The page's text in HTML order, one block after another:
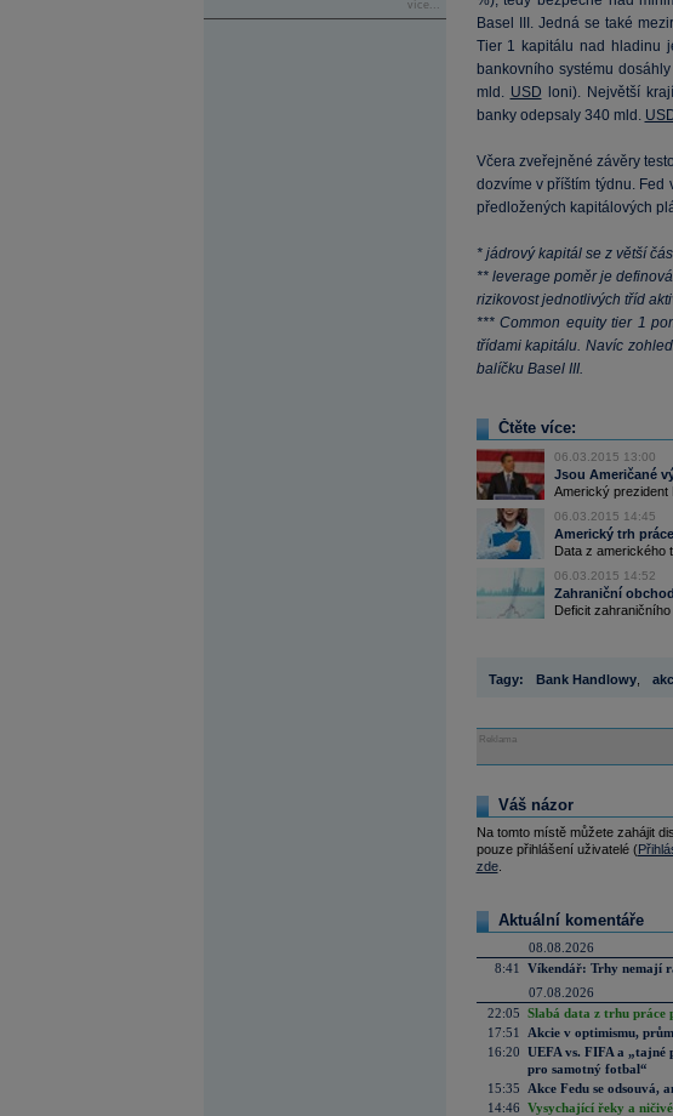
více...
Basel III. Jedná se také
Tier 1 kapitálu nad hladinu
bankovního systému
mld. USD loni). Největší
banky odepsaly 340 mld.
Včera zveřejněné závěry
dozvíme v příštím týdnu.
předložených kapitálových
* jádrový kapitál se z větší
** leverage poměr je
rizikovost jednotlivých tříd
*** Common equity tier 1
třídami kapitálu. Navíc
balíčku Basel III.
Čtěte více:
06.03.2015 13:00
Jsou Američané
Americký prezident
06.03.2015 14:45
Americký trh
Data z amerického
06.03.2015 14:52
Zahraniční
Deficit
Tagy: Bank Handlowy,
Reklama
Váš názor
Na tomto místě můžete zahájit
pouze přihlášení uživatelé (
zde.
Aktuální komentáře
08.08.2026
8:41
Víkendář: Trhy nemají
07.08.2026
22:05 Slabá data z trhu práce
17:51
Akcie v optimismu,
16:20 UEFA vs. FIFA a
pro samotný fotbal“
15:35
Akce Fedu se odsouvá,
14:46 Vysychající řeky a